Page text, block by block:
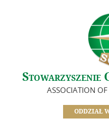
Stowarzyszenie
ASSOCIATION
ODDZIAŁ
O
Koła